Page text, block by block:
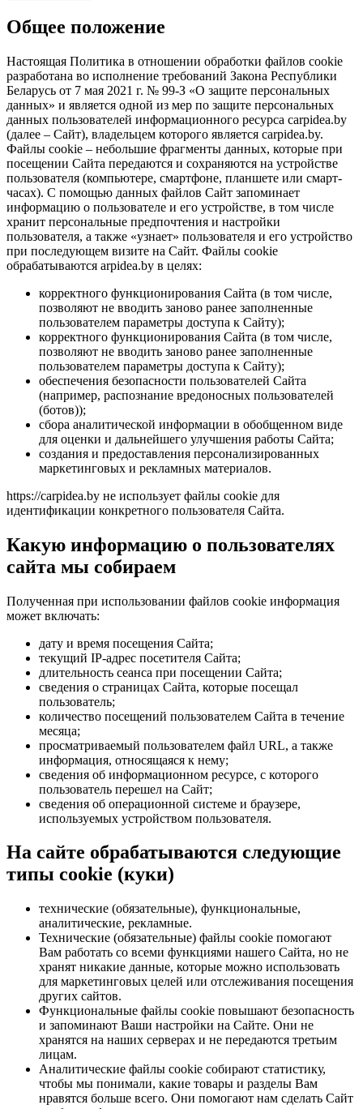
Общее положение
Настоящая Политика в отношении обработки файлов cookie
разработана во исполнение требований Закона Республики
Беларусь от 7 мая 2021 г. № 99-З «О защите персональных
данных» и является одной из мер по защите персональных
данных пользователей информационного ресурса carpidea.by
(далее – Сайт), владельцем которого является carpidea.by.
Файлы cookie – небольшие фрагменты данных, которые при
посещении Сайта передаются и сохраняются на устройстве
пользователя (компьютере, смартфоне, планшете или смарт-
часах). С помощью данных файлов Сайт запоминает
информацию о пользователе и его устройстве, в том числе
хранит персональные предпочтения и настройки
пользователя, а также «узнает» пользователя и его устройство
при последующем визите на Сайт. Файлы cookie
обрабатываются arpidea.by в целях:
корректного функционирования Сайта (в том числе,
позволяют не вводить заново ранее заполненные
пользователем параметры доступа к Сайту);
корректного функционирования Сайта (в том числе,
позволяют не вводить заново ранее заполненные
пользователем параметры доступа к Сайту);
обеспечения безопасности пользователей Сайта
(например, распознание вредоносных пользователей
(ботов));
сбора аналитической информации в обобщенном виде
для оценки и дальнейшего улучшения работы Сайта;
создания и предоставления персонализированных
маркетинговых и рекламных материалов.
https://carpidea.by не использует файлы cookie для
идентификации конкретного пользователя Сайта.
Какую информацию о пользователях
сайта мы собираем
Полученная при использовании файлов сookie информация
может включать:
дату и время посещения Сайта;
текущий IP-адрес посетителя Сайта;
длительность сеанса при посещении Сайта;
сведения о страницах Сайта, которые посещал
пользователь;
количество посещений пользователем Сайта в течение
месяца;
просматриваемый пользователем файл URL, а также
информация, относящаяся к нему;
сведения об информационном ресурсе, с которого
пользователь перешел на Сайт;
сведения об операционной системе и браузере,
используемых устройством пользователя.
На сайте обрабатываются следующие
типы cookie (куки)
технические (обязательные), функциональные,
аналитические, рекламные.
Технические (обязательные) файлы cookie помогают
Вам работать со всеми функциями нашего Сайта, но не
хранят никакие данные, которые можно использовать
для маркетинговых целей или отслеживания посещения
других сайтов.
Функциональные файлы cookie повышают безопасность
и запоминают Ваши настройки на Сайте. Они не
хранятся на наших серверах и не передаются третьим
лицам.
Аналитические файлы cookie собирают статистику,
чтобы мы понимали, какие товары и разделы Вам
нравятся больше всего. Они помогают нам сделать Сайт